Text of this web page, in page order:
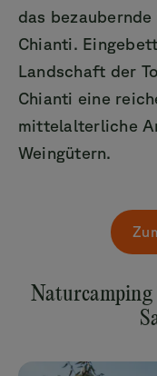
das
Chianti.
Landschaft der
Chianti eine
mittelalterliche
Weingütern.
Naturcamping